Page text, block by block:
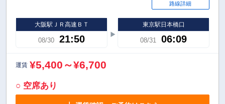
路線詳細
大阪駅ＪＲ高速ＢＴ
08/30 21:50
東京駅日本橋口
08/31 06:09
運賃 ¥5,400～¥6,700
○ 空席あり